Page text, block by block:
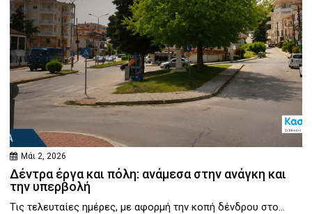
Μάι 2, 2026
Δέντρα έργα και πόλη: ανάμεσα στην ανάγκη και
την υπερβολή
Τις τελευταίες ημέρες, με αφορμή την κοπή δένδρου στο...